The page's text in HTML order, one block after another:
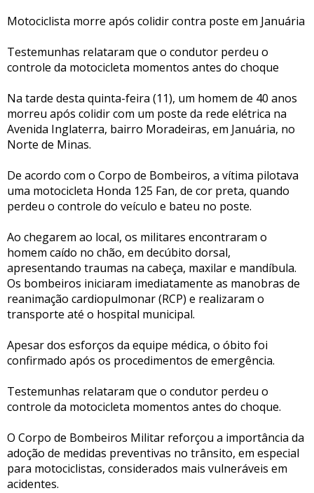
Motociclista morre após colidir contra poste em Januária
Testemunhas relataram que o condutor perdeu o
controle da motocicleta momentos antes do choque
Na tarde desta quinta-feira (11), um homem de 40 anos
morreu após colidir com um poste da rede elétrica na
Avenida Inglaterra, bairro Moradeiras, em Januária, no
Norte de Minas.
De acordo com o Corpo de Bombeiros, a vítima pilotava
uma motocicleta Honda 125 Fan, de cor preta, quando
perdeu o controle do veículo e bateu no poste.
Ao chegarem ao local, os militares encontraram o
homem caído no chão, em decúbito dorsal,
apresentando traumas na cabeça, maxilar e mandíbula.
Os bombeiros iniciaram imediatamente as manobras de
reanimação cardiopulmonar (RCP) e realizaram o
transporte até o hospital municipal.
Apesar dos esforços da equipe médica, o óbito foi
confirmado após os procedimentos de emergência.
Testemunhas relataram que o condutor perdeu o
controle da motocicleta momentos antes do choque.
O Corpo de Bombeiros Militar reforçou a importância da
adoção de medidas preventivas no trânsito, em especial
para motociclistas, considerados mais vulneráveis em
acidentes.